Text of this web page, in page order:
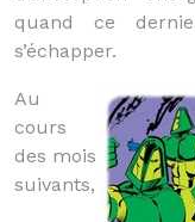
quand ce
s’échapper.
Au
cours
des mois
suivants,